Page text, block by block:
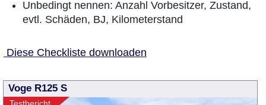
Unbedingt nennen: Anzahl Vorbesitzer, Zustand,
evtl. Schäden, BJ, Kilometerstand
Diese Checkliste downloaden
Voge R125 S